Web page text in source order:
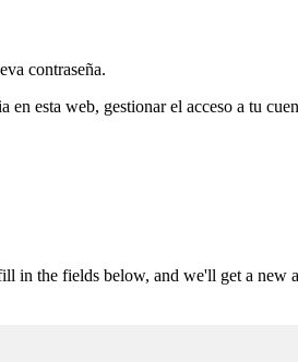
contraseña.
esta web, gestionar el acceso a tu
in the fields below, and we'll get a